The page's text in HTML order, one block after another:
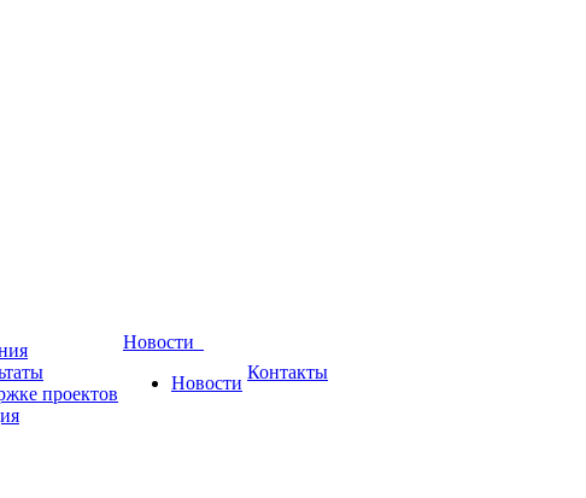
проектов
Новости
Новости
Контакты